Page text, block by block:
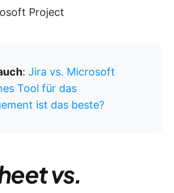
Project
: Jira vs. Microsoft
Tool für das
ist das beste?
vs.